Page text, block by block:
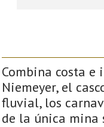
Combina costa
Niemeyer, el
fluvial, los
de la única mina